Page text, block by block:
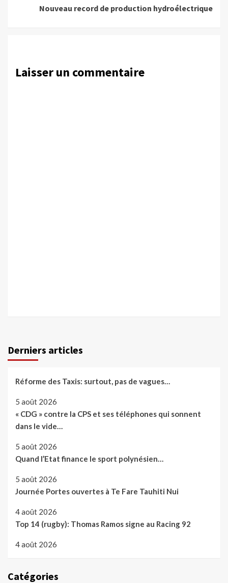
Nouveau record de production hydroélectrique
Laisser un commentaire
Derniers articles
Réforme des Taxis: surtout, pas de vagues…
5 août 2026
« CDG » contre la CPS et ses téléphones qui sonnent
dans le vide…
5 août 2026
Quand l’Etat finance le sport polynésien…
5 août 2026
Journée Portes ouvertes à Te Fare Tauhiti Nui
4 août 2026
Top 14 (rugby): Thomas Ramos signe au Racing 92
4 août 2026
Catégories